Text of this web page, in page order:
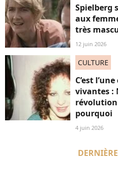
Spielberg
aux
très
12 juin 2026
CULTURE
C’est
vivantes :
pourquoi
4 juin 2026